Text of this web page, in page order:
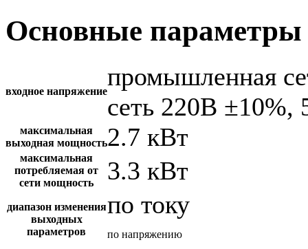
Основные параметры
входное напряжение
промышленная
сеть 220В ±10%,
максимальная
выходная мощность2.7 кВт
максимальная
потребляемая от
сети мощность
3.3 кВт
диапазон изменения
выходных
параметров
по току
по напряжению